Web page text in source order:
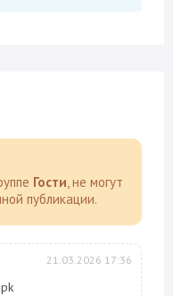
Гости, не могут
публикации.
21.03.2026 17:36